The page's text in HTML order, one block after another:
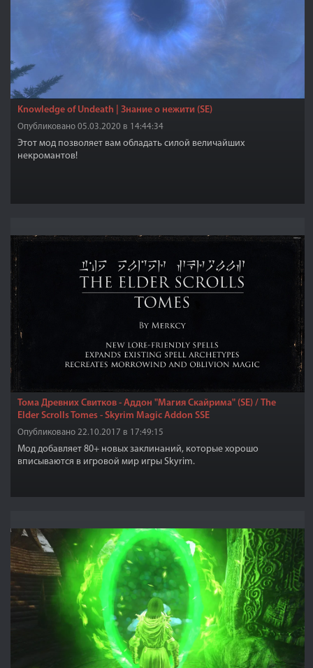
Knowledge of Undeath | Знание о нежити (SE)
Опубликовано 05.03.2020 в 14:44:34
Этот мод позволяет вам обладать силой величайших
некромантов!
Тома Древних Свитков - Аддон "Магия Скайрима" (SE) / The
Elder Scrolls Tomes - Skyrim Magic Addon SSE
Опубликовано 22.10.2017 в 17:49:15
Мод добавляет 80+ новых заклинаний, которые хорошо
вписываются в игровой мир игры Skyrim.